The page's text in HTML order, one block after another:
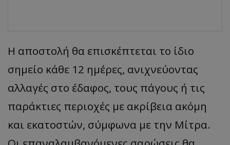
Η αποστολή θα επισκέπτεται το ίδιο
σημείο κάθε 12 ημέρες, ανιχνεύοντας
αλλαγές στο έδαφος, τους πάγους ή τις
παράκτιες περιοχές με ακρίβεια ακόμη
και εκατοστών, σύμφωνα με την Μίτρα.